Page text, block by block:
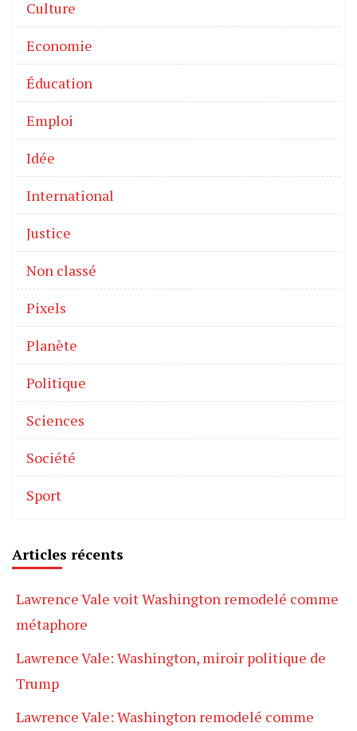
Culture
Economie
Éducation
Emploi
Idée
International
Justice
Non classé
Pixels
Planète
Politique
Sciences
Société
Sport
Articles récents
Lawrence Vale voit Washington remodelé comme
métaphore
Lawrence Vale: Washington, miroir politique de
Trump
Lawrence Vale: Washington remodelé comme